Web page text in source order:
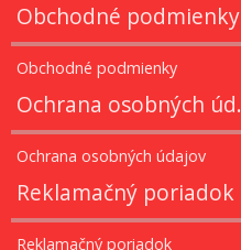
Obchodné podmienky
Obchodné podmienky
Ochrana osobných úd.
Ochrana osobných údajov
Reklamačný poriadok
Reklamačný poriadok